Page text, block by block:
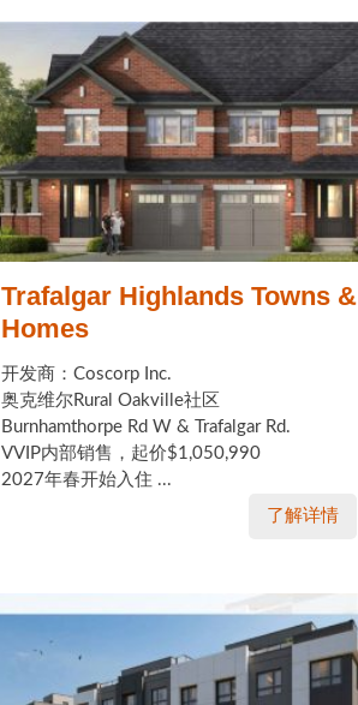
Trafalgar Highlands Towns &
Homes
开发商：Coscorp Inc.
奥克维尔Rural Oakville社区
Burnhamthorpe Rd W & Trafalgar Rd.
VVIP内部销售，起价$1,050,990
2027年春开始入住 ...
了解详情